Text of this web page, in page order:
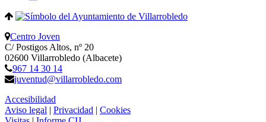
Centro Joven
C/ Postigos Altos, nº 20
02600 Villarrobledo (Albacete)
967 14 30 14
juventud@villarrobledo.com
Accesibilidad
Aviso legal | Privacidad | Cookies